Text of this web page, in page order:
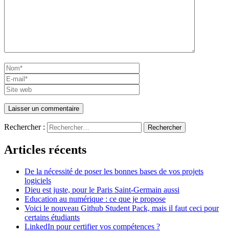
Rechercher :
Articles récents
De la nécessité de poser les bonnes bases de vos projets
logiciels
Dieu est juste, pour le Paris Saint-Germain aussi
Education au numérique : ce que je propose
Voici le nouveau Github Student Pack, mais il faut ceci pour
certains étudiants
LinkedIn pour certifier vos compétences ?